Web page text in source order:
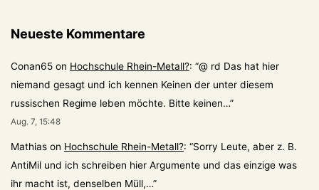
Neueste Kommentare
Conan65 on Hochschule Rhein-Metall?: “@ rd Das hat hier
niemand gesagt und ich kennen Keinen der unter diesem
russischen Regime leben möchte. Bitte keinen…”
Aug. 7, 15:48
Mathias on Hochschule Rhein-Metall?: “Sorry Leute, aber z. B.
AntiMil und ich schreiben hier Argumente und das einzige was
ihr macht ist, denselben Müll,…”